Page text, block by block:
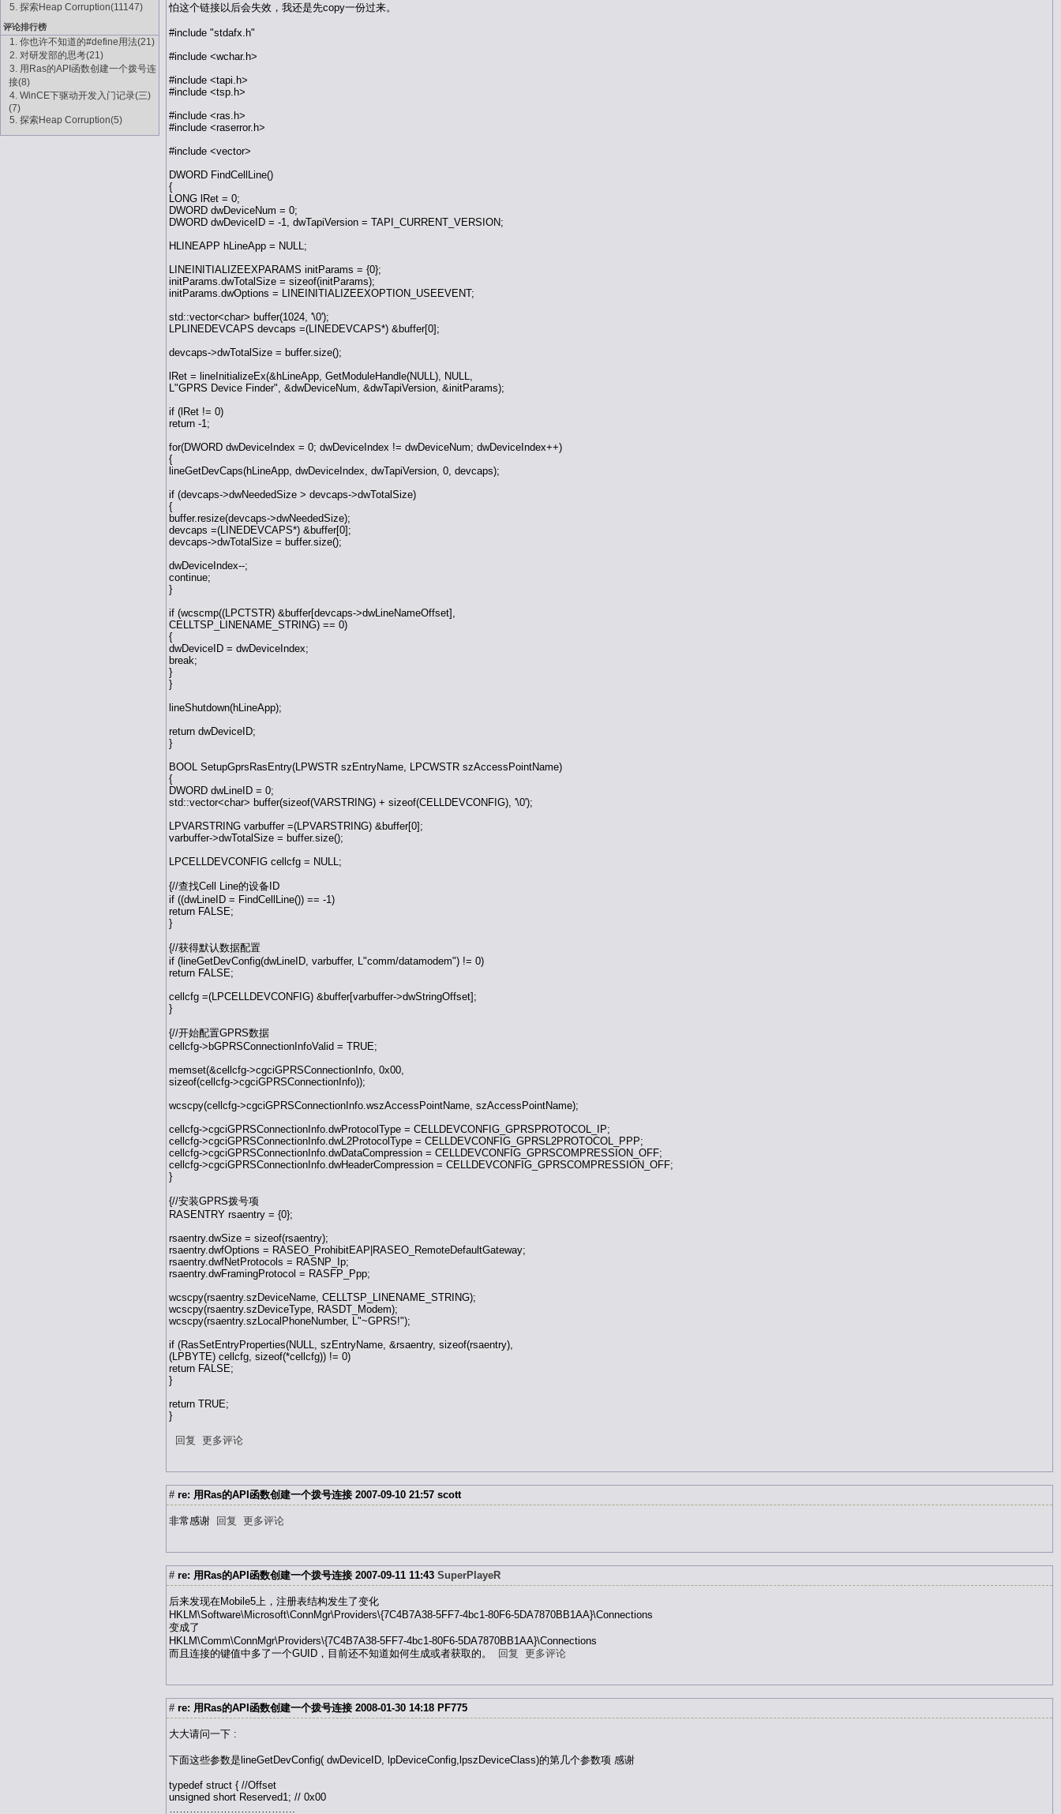
5. 探索Heap Corruption(11147)
评论排行榜
1. 你也许不知道的#define用法(21)
2. 对研发部的思考(21)
3. 用Ras的API函数创建一个拨号连
接(8)
4. WinCE下驱动开发入门记录(三)
(7)
5. 探索Heap Corruption(5)
怕这个链接以后会失效，我还是先copy一份过来。
#include "stdafx.h"
#include <wchar.h>
#include <tapi.h>
#include <tsp.h>
#include <ras.h>
#include <raserror.h>
#include <vector>
DWORD FindCellLine()
{
LONG lRet = 0;
DWORD dwDeviceNum = 0;
DWORD dwDeviceID = -1, dwTapiVersion = TAPI_CURRENT_VERSION;
HLINEAPP hLineApp = NULL;
LINEINITIALIZEEXPARAMS initParams = {0};
initParams.dwTotalSize = sizeof(initParams);
initParams.dwOptions = LINEINITIALIZEEXOPTION_USEEVENT;
std::vector<char> buffer(1024, '\0');
LPLINEDEVCAPS devcaps =(LINEDEVCAPS*) &buffer[0];
devcaps->dwTotalSize = buffer.size();
lRet = lineInitializeEx(&hLineApp, GetModuleHandle(NULL), NULL,
L"GPRS Device Finder", &dwDeviceNum, &dwTapiVersion, &initParams);
if (lRet != 0)
return -1;
for(DWORD dwDeviceIndex = 0; dwDeviceIndex != dwDeviceNum; dwDeviceIndex++)
{
lineGetDevCaps(hLineApp, dwDeviceIndex, dwTapiVersion, 0, devcaps);
if (devcaps->dwNeededSize > devcaps->dwTotalSize)
{
buffer.resize(devcaps->dwNeededSize);
devcaps =(LINEDEVCAPS*) &buffer[0];
devcaps->dwTotalSize = buffer.size();
dwDeviceIndex--;
continue;
}
if (wcscmp((LPCTSTR) &buffer[devcaps->dwLineNameOffset],
CELLTSP_LINENAME_STRING) == 0)
{
dwDeviceID = dwDeviceIndex;
break;
}
}
lineShutdown(hLineApp);
return dwDeviceID;
}
BOOL SetupGprsRasEntry(LPWSTR szEntryName, LPCWSTR szAccessPointName)
{
DWORD dwLineID = 0;
std::vector<char> buffer(sizeof(VARSTRING) + sizeof(CELLDEVCONFIG), '\0');
LPVARSTRING varbuffer =(LPVARSTRING) &buffer[0];
varbuffer->dwTotalSize = buffer.size();
LPCELLDEVCONFIG cellcfg = NULL;
{//查找Cell Line的设备ID
if ((dwLineID = FindCellLine()) == -1)
return FALSE;
}
{//获得默认数据配置
if (lineGetDevConfig(dwLineID, varbuffer, L"comm/datamodem") != 0)
return FALSE;
cellcfg =(LPCELLDEVCONFIG) &buffer[varbuffer->dwStringOffset];
}
{//开始配置GPRS数据
cellcfg->bGPRSConnectionInfoValid = TRUE;
memset(&cellcfg->cgciGPRSConnectionInfo, 0x00,
sizeof(cellcfg->cgciGPRSConnectionInfo));
wcscpy(cellcfg->cgciGPRSConnectionInfo.wszAccessPointName, szAccessPointName);
cellcfg->cgciGPRSConnectionInfo.dwProtocolType = CELLDEVCONFIG_GPRSPROTOCOL_IP;
cellcfg->cgciGPRSConnectionInfo.dwL2ProtocolType = CELLDEVCONFIG_GPRSL2PROTOCOL_PPP;
cellcfg->cgciGPRSConnectionInfo.dwDataCompression = CELLDEVCONFIG_GPRSCOMPRESSION_OFF;
cellcfg->cgciGPRSConnectionInfo.dwHeaderCompression = CELLDEVCONFIG_GPRSCOMPRESSION_OFF;
}
{//安装GPRS拨号项
RASENTRY rsaentry = {0};
rsaentry.dwSize = sizeof(rsaentry);
rsaentry.dwfOptions = RASEO_ProhibitEAP|RASEO_RemoteDefaultGateway;
rsaentry.dwfNetProtocols = RASNP_Ip;
rsaentry.dwFramingProtocol = RASFP_Ppp;
wcscpy(rsaentry.szDeviceName, CELLTSP_LINENAME_STRING);
wcscpy(rsaentry.szDeviceType, RASDT_Modem);
wcscpy(rsaentry.szLocalPhoneNumber, L"~GPRS!");
if (RasSetEntryProperties(NULL, szEntryName, &rsaentry, sizeof(rsaentry),
(LPBYTE) cellcfg, sizeof(*cellcfg)) != 0)
return FALSE;
}
return TRUE;
}
回复 更多评论
# re: 用Ras的API函数创建一个拨号连接 2007-09-10 21:57 scott
非常感谢 回复 更多评论
# re: 用Ras的API函数创建一个拨号连接 2007-09-11 11:43 SuperPlayeR
后来发现在Mobile5上，注册表结构发生了变化
HKLM\Software\Microsoft\ConnMgr\Providers\{7C4B7A38-5FF7-4bc1-80F6-5DA7870BB1AA}\Connections
变成了
HKLM\Comm\ConnMgr\Providers\{7C4B7A38-5FF7-4bc1-80F6-5DA7870BB1AA}\Connections
而且连接的键值中多了一个GUID，目前还不知道如何生成或者获取的。 回复 更多评论
# re: 用Ras的API函数创建一个拨号连接 2008-01-30 14:18 PF775
大大请问一下 :
下面这些参数是lineGetDevConfig( dwDeviceID, lpDeviceConfig,lpszDeviceClass)的第几个参数项 感谢
typedef struct { //Offset
unsigned short Reserved1; // 0x00